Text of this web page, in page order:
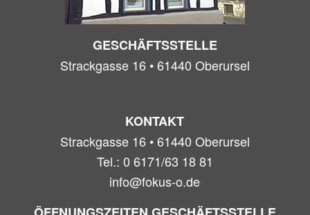
GESCHÄFTSSTELLE
Strackgasse 16 • 61440 Oberursel
KONTAKT
Strackgasse 16 • 61440 Oberursel
Tel.: 0 6171/63 18 81
info@fokus-o.de